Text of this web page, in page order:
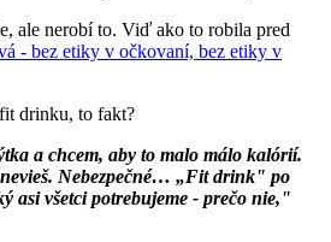
ale nerobí to. Viď ako to robila pred
- bez etiky v očkovaní, bez etiky v
drinku, to fakt?
a chcem, aby to malo málo kalórií.
nevieš. Nebezpečné… „Fit drink" po
asi všetci potrebujeme - prečo nie,"